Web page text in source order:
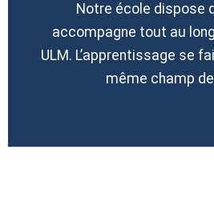
Notre école dispose
accompagne tout au
ULM. L’apprentissage se
même champ